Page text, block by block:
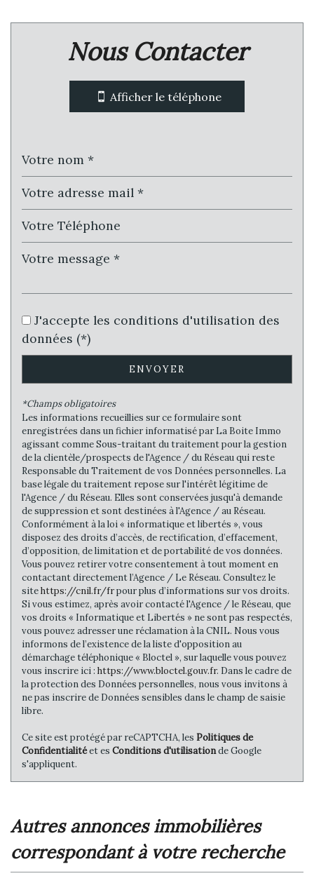
statistiques
Propriétaires (vs. locataires)
67,18 %
Taxe habitation
Taxe foncière
Habitants de moins de 25 ans
23,72 %
Habitants de 25 à 55 ans
Familles sans enfant
Familles avec 1 ou 2 enfants
36,13 %
Appartements
Familles avec 3 enfants
Nous Contacter
Afficher le téléphone
J'accepte les conditions d'utilisation des
données (*)
ENVOYER
*Champs obligatoires
Les informations recueillies sur ce formulaire sont
enregistrées dans un fichier informatisé par La Boite Immo
agissant comme Sous-traitant du traitement pour la gestion
de la clientèle/prospects de l'Agence / du Réseau qui reste
Responsable du Traitement de vos Données personnelles. La
base légale du traitement repose sur l'intérêt légitime de
l'Agence / du Réseau. Elles sont conservées jusqu'à demande
de suppression et sont destinées à l'Agence / au Réseau.
Conformément à la loi « informatique et libertés », vous
disposez des droits d’accès, de rectification, d’effacement,
d’opposition, de limitation et de portabilité de vos données.
Vous pouvez retirer votre consentement à tout moment en
contactant directement l’Agence / Le Réseau. Consultez le
sitehttps://cnil.fr/frpour plus d’informations sur vos droits.
Si vous estimez, après avoir contacté l'Agence / le Réseau, que
vos droits « Informatique et Libertés » ne sont pas respectés,
vous pouvez adresser une réclamation à la CNIL. Nous vous
informons de l’existence de la liste d'opposition au
démarchage téléphonique « Bloctel », sur laquelle vous pouvez
vous inscrire ici : https://www.bloctel.gouv.fr. Dans le cadre de
la protection des Données personnelles, nous vous invitons à
ne pas inscrire de Données sensibles dans le champ de saisie
libre.
Ce site est protégé par reCAPTCHA, les Politiques de
Confidentialitéet es Conditions d'utilisationde Google
s'appliquent.
autres annonces immobilières
correspondant à votre recherche